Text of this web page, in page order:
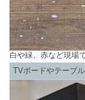
白や緑、赤など現場
TVボードやテーブ